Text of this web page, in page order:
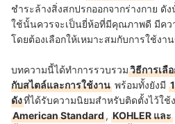
ชำระล้างสิ่งสกปรกออกจากร่างกาย
ใช้นั้นควรจะเป็นยี่ห้อที่มีคุณภาพดี มีค
โดยต้องเลือกให้เหมาะสมกับการใช้งา
บทความนี้ได้ทำการรวบรวมวิธีการเลื
กับสไตล์และการใช้งาน พร้อมทั้งยังมี
ดังที่ได้รับความนิยมสำหรับติดตั้งไว้ใช้
American Standard, KOHLER และ